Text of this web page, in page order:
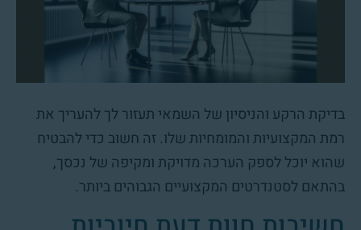
בדיקת הרקע והניסיון של השמאי תעזור לך להעריך את
רמת המקצועיות והמומחיות שלו. זה חשוב כדי להבטיח
שהוא יוכל לספק הערכה מדויקת ומקיפה של נכסך,
בהתאם לסטנדרטים המקצועיים הגבוהים ביותר.